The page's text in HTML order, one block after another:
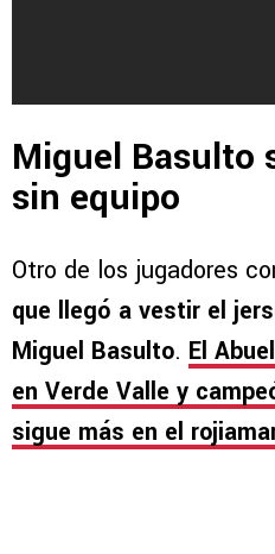
Miguel Basulto
sin equipo
Otro de los jugadores
que llegó a vestir el
Miguel Basulto. El
en Verde Valle y
sigue más en el